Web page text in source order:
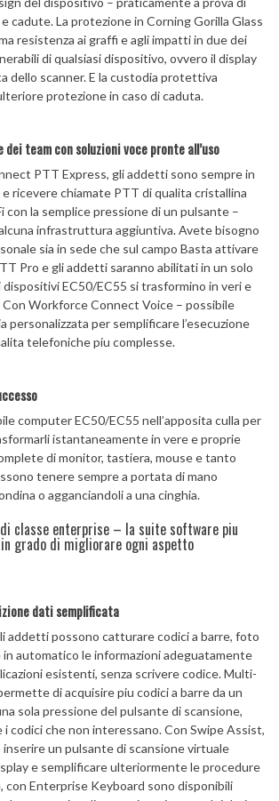
cadute. La protezione in Corning Gorilla Glass
resistenza ai graffi e agli impatti in due dei
di qualsiasi dispositivo, ovvero il display
dello scanner. E la custodia protettiva
protezione in caso di caduta.
team con soluzioni voce pronte all’uso
PTT Express, gli addetti sono sempre in
ricevere chiamate PTT di qualita cristallina
con la semplice pressione di un pulsante –
infrastruttura aggiuntiva. Avete bisogno
sia in sede che sul campo Basta attivare
Pro e gli addetti saranno abilitati in un solo
EC50/EC55 si trasformino in veri e
Workforce Connect Voice – possibile
personalizzata per semplificare l’esecuzione
telefoniche piu complesse.
computer EC50/EC55 nell’apposita culla per
istantaneamente in vere e proprie
di monitor, tastiera, mouse e tanto
tenere sempre a portata di mano
o agganciandoli a una cinghia.
classe enterprise – la suite software piu
grado di migliorare ogni aspetto
dati semplificata
addetti possono catturare codici a barre, foto
in automatico le informazioni adeguatamente
esistenti, senza scrivere codice. Multi-
di acquisire piu codici a barre da un
sola pressione del pulsante di scansione,
i codici che non interessano. Con Swipe Assist,
un pulsante di scansione virtuale
e semplificare ulteriormente le procedure
con Enterprise Keyboard sono disponibili